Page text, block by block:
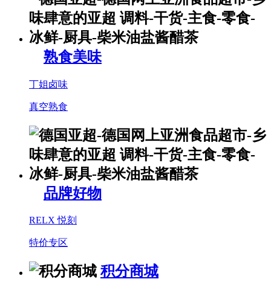
熟食美味
丁姐卤味
真空熟食
品牌好物
RELX 悦刻
特价专区
积分商城